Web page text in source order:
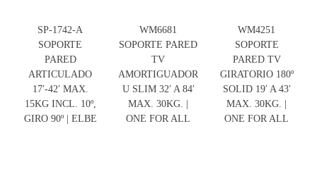
SP-1742-A
SOPORTE
PARED
ARTICULADO
17′-42′ MAX.
15KG INCL. 10º,
GIRO 90º | ELBE
WM6681
SOPORTE PARED
TV
AMORTIGUADOR
U SLIM 32′ A 84′
MAX. 30KG. |
ONE FOR ALL
WM4251
SOPORTE
PARED TV
GIRATORIO 180º
SOLID 19′ A 43′
MAX. 30KG. |
ONE FOR ALL